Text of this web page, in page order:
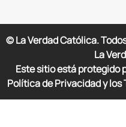
© La Verdad Católica.
La
Este sitio está protegido
Política de Privacidad y los